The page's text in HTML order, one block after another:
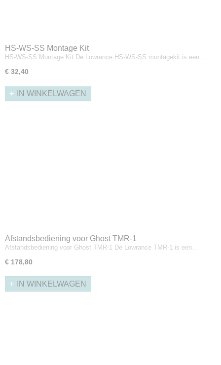
HS-WS-SS Montage Kit
HS-WS-SS Montage Kit De Lowrance HS-WS-SS montagekit is een…
€ 32,40
IN WINKELWAGEN
Afstandsbediening voor Ghost TMR-1
Afstandsbediening voor Ghost TMR-1 De Lowrance TMR-1 is een…
€ 178,80
IN WINKELWAGEN